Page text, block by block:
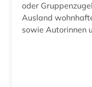
schweiz (4)
oder
Ausland
sowie Autorinnen